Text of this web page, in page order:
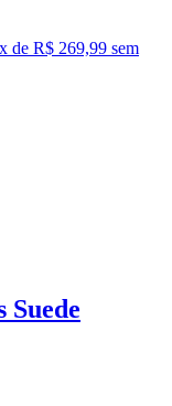
x de R$ 269,99 sem
Suede